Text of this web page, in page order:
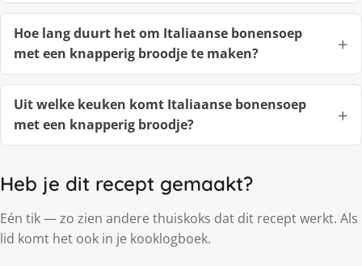
Hoe lang duurt het om Italiaanse bonensoep
met een knapperig broodje te maken?
Uit welke keuken komt Italiaanse bonensoep
met een knapperig broodje?
Heb je dit recept gemaakt?
Eén tik — zo zien andere thuiskoks dat dit recept werkt. Als
lid komt het ook in je kooklogboek.